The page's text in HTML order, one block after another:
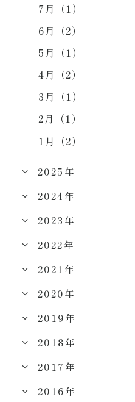
7月（1）
6月（2）
5月（1）
4月（2）
3月（1）
2月（1）
1月（2）
2025年
2024年
2023年
2022年
2021年
2020年
2019年
2018年
2017年
2016年